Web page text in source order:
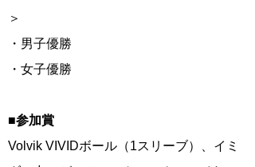
＞
・男子優勝
・女子優勝
■参加賞
Volvik VIVIDボール（1スリーブ）、イミ